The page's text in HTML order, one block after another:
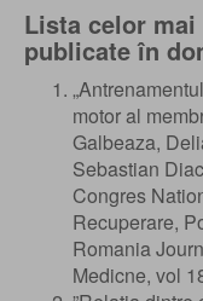
Lista celor
publicate în
motor al
Galbeaza,
Sebastian
Congres
Recuperare,
Romania
Medicne, vol